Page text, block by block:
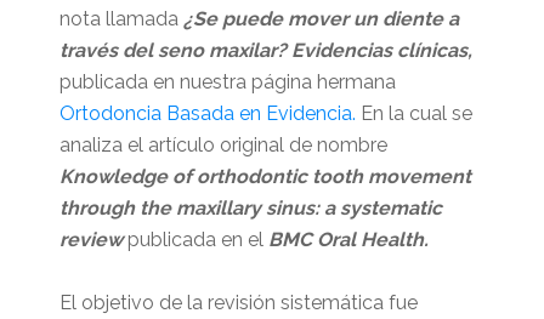
nota llamada ¿Se puede mover un diente a
través del seno maxilar? Evidencias clínicas,
publicada en nuestra página hermana
Ortodoncia Basada en Evidencia. En la cual se
analiza el artículo original de nombre
Knowledge of orthodontic tooth movement
through the maxillary sinus: a systematic
reviewpublicada en el BMC Oral Health.
El objetivo de la revisión sistemática fue